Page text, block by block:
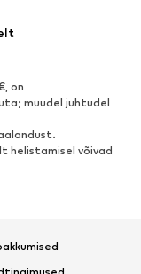
on
muudel juhtudel
helistamisel võivad